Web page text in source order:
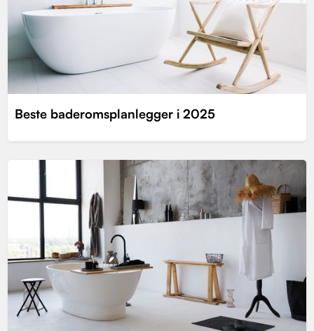
Beste baderomsplanlegger i 2025